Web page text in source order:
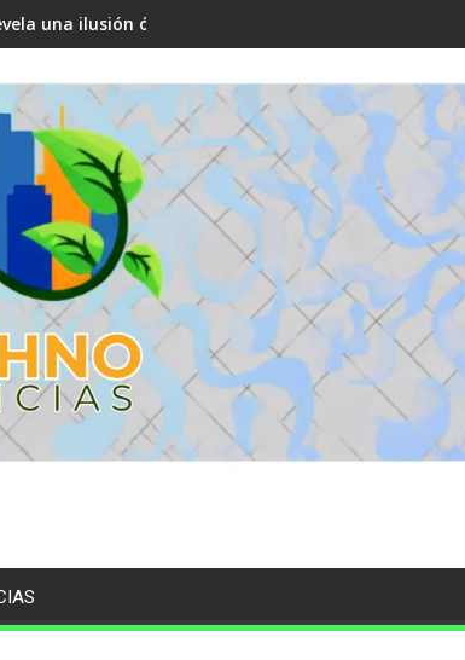
una ilusión óptica sobre el eclipse de 2026